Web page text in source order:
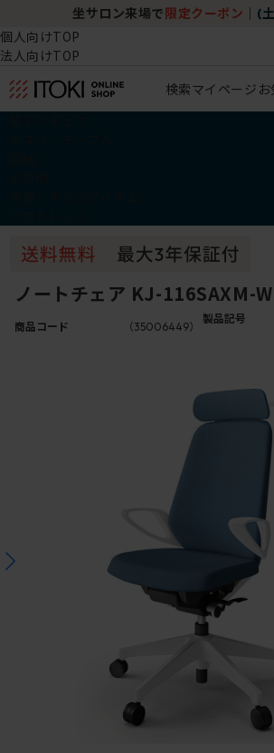
坐サロン来場で 限定クーポン (
個人向けTOP
法人向けTOP
検索マイページ
ノートチェア KJ-116SAXM-
商品コード （35006449）
製品記号